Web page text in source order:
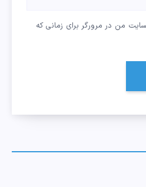
من در مرورگر برای زمانی که